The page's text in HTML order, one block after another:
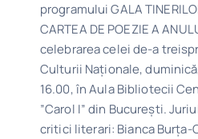
programului GALA
CARTEA DE POEZIE A
celebrarea celei de-a
Culturii Naționale,
16.00, în Aula Bibliotecii
”Carol I” din București.
critici literari: Bianca Burţa-